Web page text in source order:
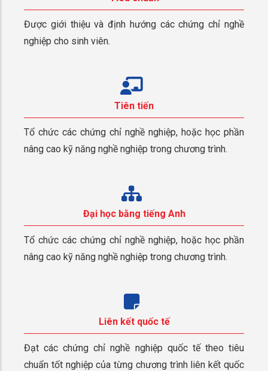
Được giới thiệu và định hướng các chứng chỉ nghề
nghiệp cho sinh viên.
Tiên tiến
Tổ chức các chứng chỉ nghề nghiệp, hoặc học phần
nâng cao kỹ năng nghề nghiệp trong chương trình.
Đại học bằng tiếng Anh
Tổ chức các chứng chỉ nghề nghiệp, hoặc học phần
nâng cao kỹ năng nghề nghiệp trong chương trình.
Liên kết quốc tế
Đạt các chứng chỉ nghề nghiệp quốc tế theo tiêu
chuẩn tốt nghiệp của từng chương trình liên kết quốc